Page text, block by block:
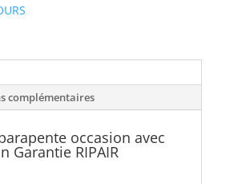
complémentaires
occasion avec
Garantie RIPAIR